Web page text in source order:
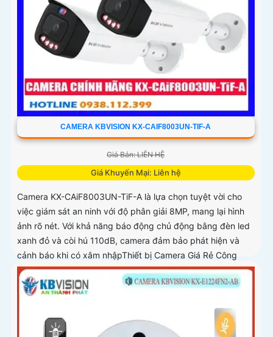
CAMERA KBVISION KX-CAIF8003UN-TIF-A
Giá Bán: LIÊN HỆ
Giá Khuyến Mại: Liên hệ
Camera KX-CAiF8003UN-TiF-A là lựa chọn tuyệt vời cho
việc giám sát an ninh với độ phân giải 8MP, mang lại hình
ảnh rõ nét. Với khả năng báo động chủ động bằng đèn led
xanh đỏ và còi hú 110dB, camera đảm bảo phát hiện và
cảnh báo khi có xâm nhậpThiết bị Camera Giá Rẻ Công
Nghệ POE KX-CAiF8003UN-TiF-A tích hợp chức năng cao
cấp Thu Âm Và Loa rõ ràng để mang lại trải nghiệm hình
ảnh và âm thanh tốt nhất